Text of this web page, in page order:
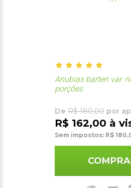
Anubias barteri var.
porções
De R$ 180,00 por
R$ 162,00 à
Sem impostos: R$